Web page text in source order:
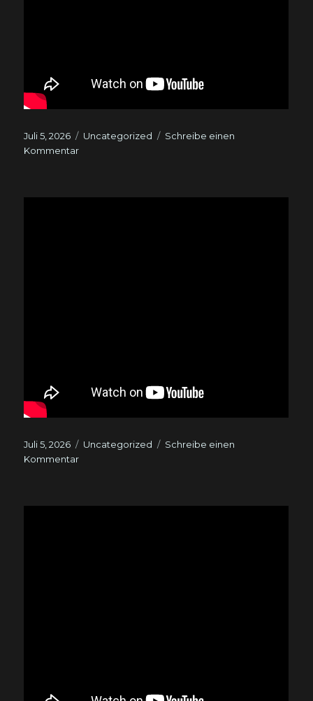
Veröffentlicht
am
Juli 5, 2026 Kategorien
Uncategorized
Schreibe einen
Kommentarzu
Veröffentlicht
am
Juli 5, 2026 Kategorien
Uncategorized
Schreibe einen
Kommentarzu